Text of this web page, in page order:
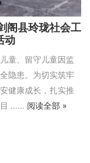
阁县玲珑社会工
动
童、留守儿童因监
隐患。为切实筑牢
健康成长，扎实推
目 …… 阅读全部 »